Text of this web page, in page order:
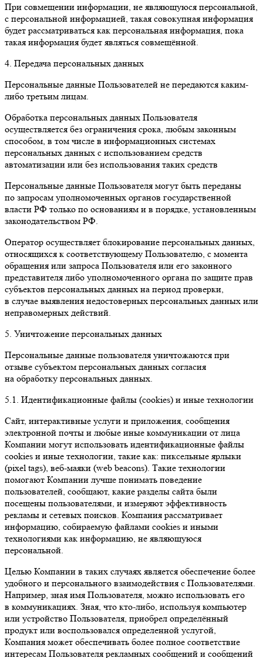
При совмещении информации, не являющуюся персональной,
с персональной информацией, такая совокупная информация
будет рассматриваться как персональная информация, пока
такая информация будет являться совмещённой.
4. Передача персональных данных
Персональные данные Пользователей не передаются каким-
либо третьим лицам.
Обработка персональных данных Пользователя
осуществляется без ограничения срока, любым законным
способом, в том числе в информационных системах
персональных данных с использованием средств
автоматизации или без использования таких средств
Персональные данные Пользователя могут быть переданы
по запросам уполномоченных органов государственной
власти РФ только по основаниям и в порядке, установленным
законодательством РФ.
Оператор осуществляет блокирование персональных данных,
относящихся к соответствующему Пользователю, с момента
обращения или запроса Пользователя или его законного
представителя либо уполномоченного органа по защите прав
субъектов персональных данных на период проверки,
в случае выявления недостоверных персональных данных или
неправомерных действий.
5. Уничтожение персональных данных
Персональные данные пользователя уничтожаются при
отзыве субъектом персональных данных согласия
на обработку персональных данных.
5.1. Идентификационные файлы (сookies) и иные технологии
Сайт, интерактивные услуги и приложения, сообщения
электронной почты и любые иные коммуникации от лица
Компании могут использовать идентификационные файлы
cookies и иные технологии, такие как: пиксельные ярлыки
(pixel tags), веб-маяки (web beacons). Такие технологии
помогают Компании лучше понимать поведение
пользователей, сообщают, какие разделы сайта были
посещены пользователями, и измеряют эффективность
рекламы и сетевых поисков. Компания рассматривает
информацию, собираемую файлами cookies и иными
технологиями как информацию, не являющуюся
персональной.
Целью Компании в таких случаях является обеспечение более
удобного и персонального взаимодействия с Пользователями.
Например, зная имя Пользователя, можно использовать его
в коммуникациях. Зная, что кто-либо, используя компьютер
или устройство Пользователя, приобрел определённый
продукт или воспользовался определенной услугой,
Компания может обеспечивать более полное соответствие
интересам Пользователя рекламных сообщений и сообщений